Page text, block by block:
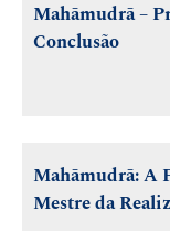
Mahāmudrā –
Conclusão
Mahāmudrā: A
Mestre da